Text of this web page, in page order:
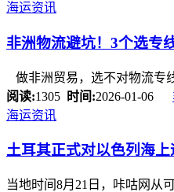
海运资讯
非洲物流避坑！3个选专
做非洲贸易，选不对物流专
阅读:1305 时间:2026-01-06
海运资讯
土耳其正式对以色列海
当地时间8月21日，咔咕网从